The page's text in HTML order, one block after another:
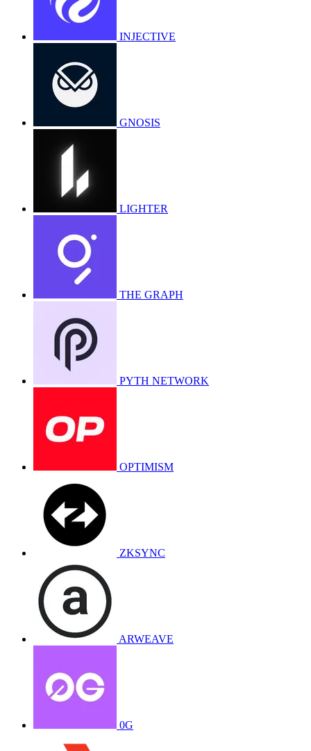
INJECTIVE
GNOSIS
LIGHTER
THE GRAPH
PYTH NETWORK
OPTIMISM
ZKSYNC
ARWEAVE
0G